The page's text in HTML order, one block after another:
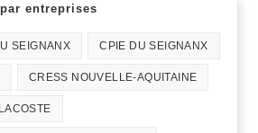
entreprises
SEIGNANX CPIE DU SEIGNANX
CRESS NOUVELLE-AQUITAINE